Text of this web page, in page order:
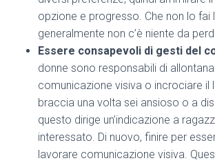
opzione e progresso. Che non lo fai
generalmente non c’è niente da
Essere consapevoli di gesti del
donne sono responsabili di
comunicazione visiva o incrociare il
braccia una volta sei ansioso o a
questo dirige un’indicazione a
interessato. Di nuovo, finire per
lavorare comunicazione visiva.